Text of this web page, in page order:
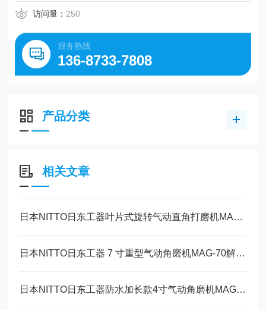
访问量： 250
服务热线
136-8733-7808
产品分类
相关文章
日本NITTO日东工器叶片式旋转气动直角打磨机MAS-20B工作原理
日本NITTO日东工器 7 寸重型气动角磨机MAG-70解决方案
日本NITTO日东工器防水加长款4寸气动角磨机MAGW-40维修保养